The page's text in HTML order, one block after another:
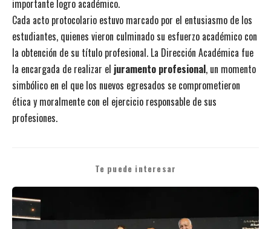
importante logro académico.
Cada acto protocolario estuvo marcado por el entusiasmo de los
estudiantes, quienes vieron culminado su esfuerzo académico con
la obtención de su título profesional. La Dirección Académica fue
la encargada de realizar el juramento profesional, un momento
simbólico en el que los nuevos egresados se comprometieron
ética y moralmente con el ejercicio responsable de sus
profesiones.
Te puede interesar